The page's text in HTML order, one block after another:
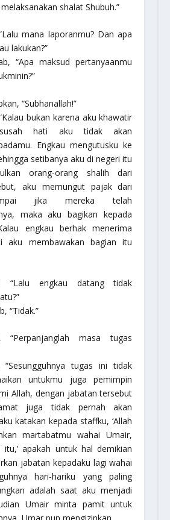
shalat Shubuh.”
mana laporanmu? Dan apa
lakukan?”
“Apa maksud pertanyaanmu
“Subhanallah!”
bukan karena aku khawatir
susah hati aku tidak akan
Engkau mengutusku ke
setibanya aku di negeri itu
orang-orang shalih dari
aku memungut pajak dari
jika mereka telah
maka aku bagikan kepada
engkau berhak menerima
aku membawakan bagian itu
“Lalu engkau datang tidak
“Tidak.”
“Perpanjanglah masa tugas
tugas ini tidak
untukmu juga pemimpin
Allah, dengan jabatan tersebut
juga tidak pernah akan
katakan kepada staffku, ‘Allah
martabatmu wahai Umair,
apakah untuk hal demikian
jabatan kepadaku lagi wahai
hari-hariku yang paling
adalah saat aku menjadi
Umair minta pamit untuk